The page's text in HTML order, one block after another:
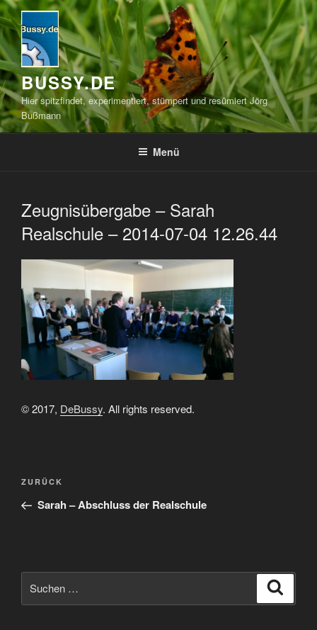
Zum
Inhalt
springen
BUSSY.DE
Hier spitzfindet, experimentiert, stümpert und resümiert Jörg
Bußmann
Menü
Zeugnisübergabe – Sarah
Realschule – 2014-07-04 12.26.44
© 2017, DeBussy. All rights reserved.
Beitragsnavigation
Vorheriger
Beitrag
ZURÜCK
Sarah – Abschluss der Realschule
nach: